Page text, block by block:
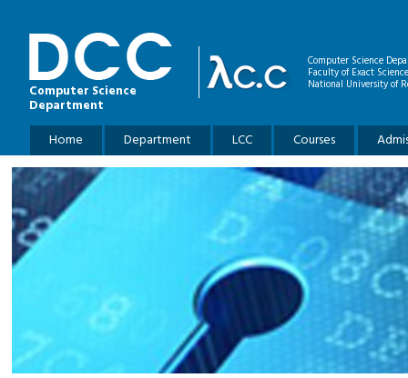
Computer Science
Department
Computer Science
Faculty of Exact
National University of
Main menu
Home Department LCC Courses